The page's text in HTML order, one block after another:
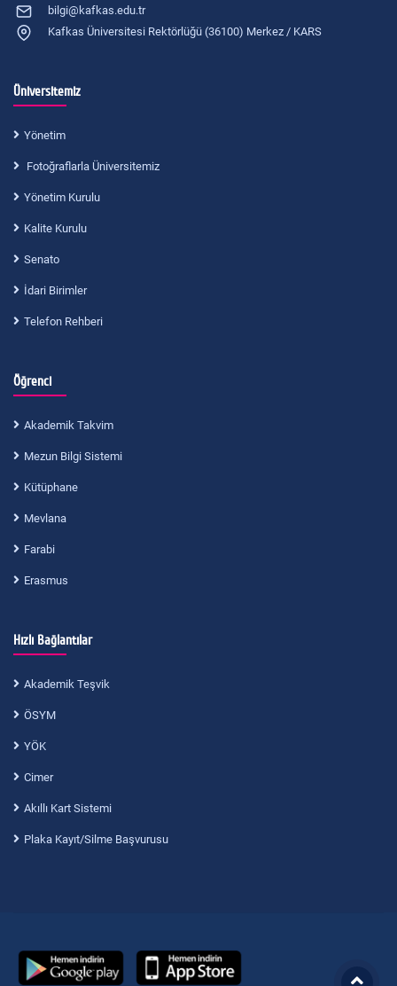
bilgi@kafkas.edu.tr
Kafkas Üniversitesi Rektörlüğü (36100) Merkez / KARS
Üniversitemiz
Yönetim
Fotoğraflarla Üniversitemiz
Yönetim Kurulu
Kalite Kurulu
Senato
İdari Birimler
Telefon Rehberi
Öğrenci
Akademik Takvim
Mezun Bilgi Sistemi
Kütüphane
Mevlana
Farabi
Erasmus
Hızlı Bağlantılar
Akademik Teşvik
ÖSYM
YÖK
Cimer
Akıllı Kart Sistemi
Plaka Kayıt/Silme Başvurusu